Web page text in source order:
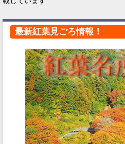
最新紅葉見ごろ情報！